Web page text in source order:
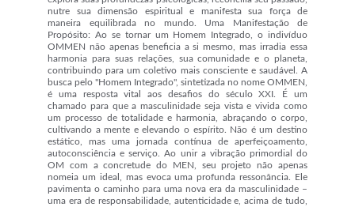
nutre sua dimensão espiritual e manifesta sua força de
maneira equilibrada no mundo. Uma Manifestação de
Propósito: Ao se tornar um Homem Integrado, o indivíduo
OMMEN não apenas beneficia a si mesmo, mas irradia essa
harmonia para suas relações, sua comunidade e o planeta,
contribuindo para um coletivo mais consciente e saudável. A
busca pelo "Homem Integrado", sintetizada no nome OMMEN,
é uma resposta vital aos desafios do século XXI. É um
chamado para que a masculinidade seja vista e vivida como
um processo de totalidade e harmonia, abraçando o corpo,
cultivando a mente e elevando o espírito. Não é um destino
estático, mas uma jornada contínua de aperfeiçoamento,
autoconsciência e serviço. Ao unir a vibração primordial do
OM com a concretude do MEN, seu projeto não apenas
nomeia um ideal, mas evoca uma profunda ressonância. Ele
pavimenta o caminho para uma nova era da masculinidade –
uma era de responsabilidade, autenticidade e, acima de tudo,